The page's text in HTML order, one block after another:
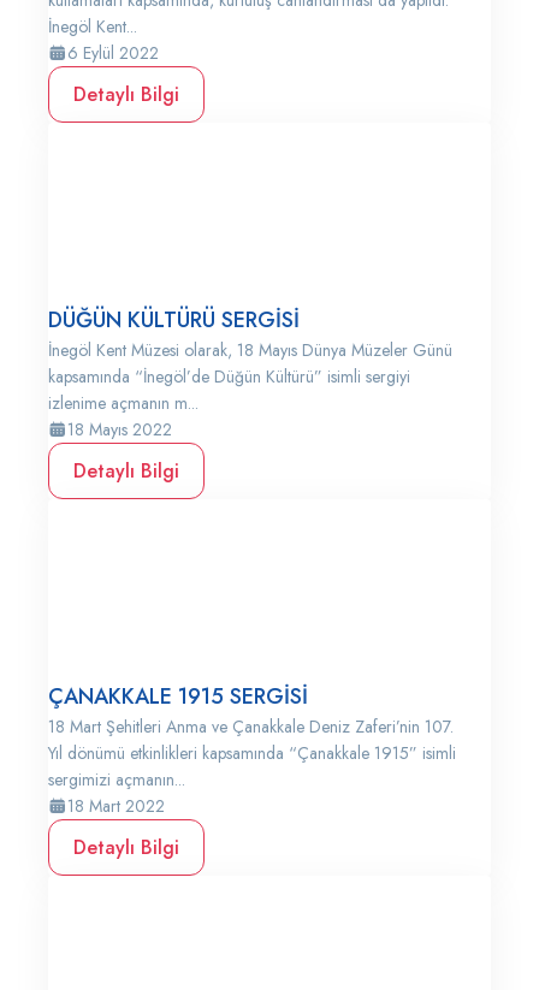
İnegöl Kent...
6 Eylül 2022
Detaylı Bilgi
DÜĞÜN KÜLTÜRÜ SERGİSİ
İnegöl Kent Müzesi olarak, 18 Mayıs Dünya Müzeler Günü
kapsamında “İnegöl’de Düğün Kültürü” isimli sergiyi
izlenime açmanın m...
18 Mayıs 2022
Detaylı Bilgi
ÇANAKKALE 1915 SERGİSİ
18 Mart Şehitleri Anma ve Çanakkale Deniz Zaferi’nin 107.
Yıl dönümü etkinlikleri kapsamında “Çanakkale 1915” isimli
sergimizi açmanın...
18 Mart 2022
Detaylı Bilgi